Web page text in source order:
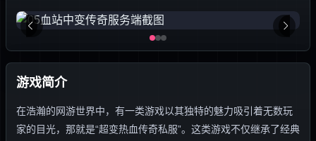
游戏简介
在浩瀚的网游世界中，有一类游戏以其独特的魅力吸引着无数玩
家的目光，那就是“超变热血传奇私服”。这类游戏不仅继承了经典